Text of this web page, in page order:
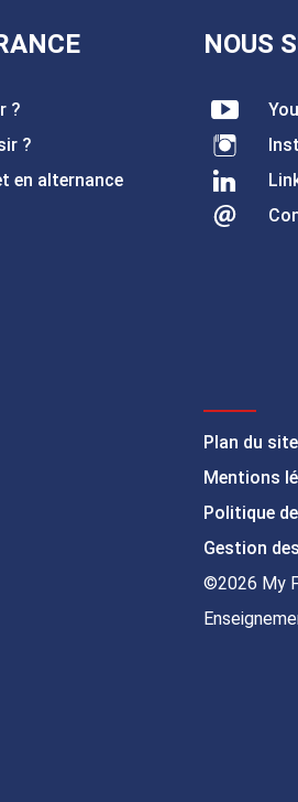
?
?
en alternance
NOUS
Plan du site
Mentions
Politique
Gestion
©2026 My